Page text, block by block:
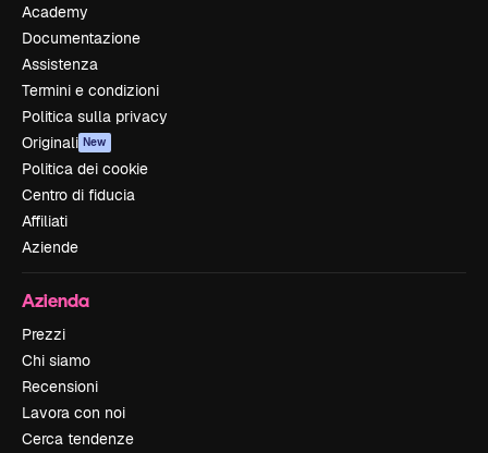
Academy
Documentazione
Assistenza
Termini e condizioni
Politica sulla privacy
Originali New
Politica dei cookie
Centro di fiducia
Affiliati
Aziende
Azienda
Prezzi
Chi siamo
Recensioni
Lavora con noi
Cerca tendenze